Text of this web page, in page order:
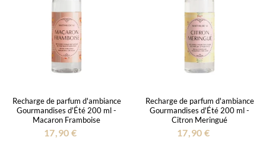
Recharge de parfum d'ambiance
Gourmandises d'Été 200 ml -
Macaron Framboise
17,90 €
Recharge de parfum d'ambiance
Gourmandises d'Été 200 ml -
Citron Meringué
17,90 €